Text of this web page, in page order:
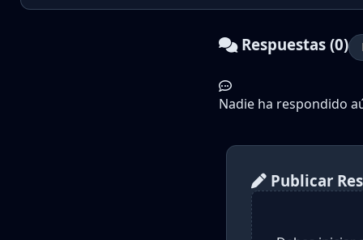
Respuestas (0)
Nadie ha respondido
Publicar